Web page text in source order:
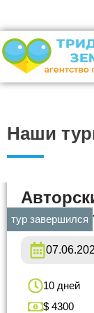
Наши
тур завершился
вояж в
10 дней
$ 4300